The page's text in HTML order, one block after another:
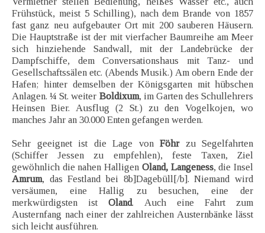
Frühstück, meist 5 Schilling), nach dem Brande von 1857
fast ganz neu aufgebauter Ort mit 200 sauberen Häusern.
Die Hauptstraße ist der mit vierfacher Baumreihe am Meer
sich hinziehende Sandwall, mit der Landebrücke der
Dampfschiffe, dem Conversationshaus mit Tanz- und
Gesellschaftssälen etc. (Abends Musik.) Am obern Ende der
Hafen; hinter demselben der Königsgarten mit hübschen
Anlagen. ¼ St. weiter Boldixum, im Garten des Schullehrers
Heinsen Bier. Ausflug (2 St.) zu den Vogelkojen, wo
manches Jahr an 30.000 Enten gefangen werden.
Sehr geeignet ist die Lage von Föhrzu Segelfahrten
(Schiffer Jessen zu empfehlen), feste Taxen, Ziel
gewöhnlich die nahen Halligen Oland, Langeness, die Insel
Amrum, das Festland bei 8b]Dagebüll[/b]. Niemand wird
versäumen, eine Hallig zu besuchen, eine der
merkwürdigsten istOland. Auch eine Fahrt zum
Austernfang nach einer der zahlreichen Austernbänke lässt
sich leicht ausführen.